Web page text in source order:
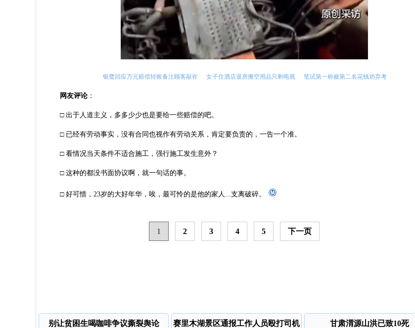
银鹭回应万元赔偿转账备注顾客敲诈 女子住酒店退房搬空用品只剩电视 笔试第一称被第二名花钱劝弃考
网友评论 ：
□ 出于人道主义，多多少少也是要给一些赔偿的吧。
□ 已经有劳动事实，没有合同也视作有劳动关系，肯定要负责的，一告一个准。
□ 看情况当天条件不适合施工，强行施工发生意外？
□ 这种的都没书面协议啊，就一句话的事。
□ 好可惜，23岁的大好年华，唉，最可怜的是他的家人...支离破碎。
1 2 3 4 5 下一页
别让贫困生喝咖啡争议撕裂舆论 赛里木湖景区通报工作人员殴打司机 甘肃渭源山洪已致10死